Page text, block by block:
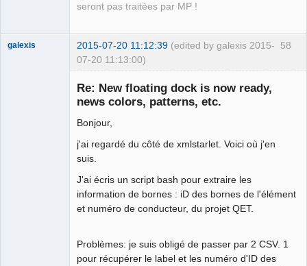
seront pas traitées par MP !
58
galexis 2015-07-20 11:12:39 (edited by galexis 2015-
07-20 11:13:00)
Re: New floating dock is now ready,
news colors, patterns, etc.
Bonjour,
j'ai regardé du côté de xmlstarlet. Voici où j'en
suis.
J'ai écris un script bash pour extraire les
information de bornes : iD des bornes de l'élément
et numéro de conducteur, du projet QET.
Problèmes: je suis obligé de passer par 2 CSV. 1
pour récupérer le label et les numéro d'ID des